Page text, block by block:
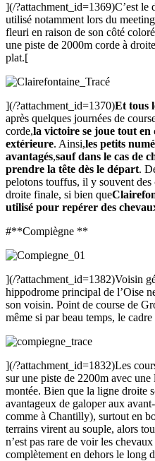
](/?attachment_id=1369)C’est
utilisé notamment lors du
fleuri en raison de son côté
une piste de 2000m corde à
plat.[
](/?attachment_id=1370)Et tous
après quelques journées de
corde,la victoire se joue tout en
extérieure. Ainsi,les petits
avantagés,sauf dans le cas de
prendre la tête dès le départ.
pelotons touffus, il y souvent
droite finale, si bien que
utilisé pour repérer des
#**Compiègne **
](/?attachment_id=1382)Voisin
hippodrome principal de l’Oise
son voisin. Point de course de
même si par beau temps, le
](/?attachment_id=1832)Les
sur une piste de 2200m avec
montée. Bien que la ligne droite
avantageux de galoper aux
comme à Chantilly), surtout en
terrains virent au souple, alors
n’est pas rare de voir les
complètement en dehors le long